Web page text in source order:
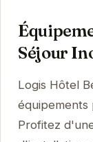
Séjour
Logis Hôtel
Profitez